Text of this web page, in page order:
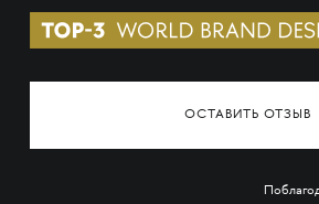
ОСТАВИТЬ ОТЗЫВ